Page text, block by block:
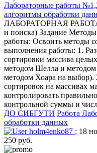
Лабораторные работы
алгоритмы обработки
ЛАБОРАТОРНАЯ РАБОТА
и поиска) Задание
работы: Освоить методы
выполнения работы: 1.
сортировки массива
методом Шелла и
методом Хоара на выбор).
сортировок на массивах
контролировать
контрольной суммы и
ДО СИБГУТИ Работа
обработки данных
holm4enko87 : 18
250 руб.